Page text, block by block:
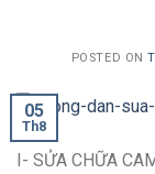
POSTED ON
05
Th8
I- SỬA CHỮA